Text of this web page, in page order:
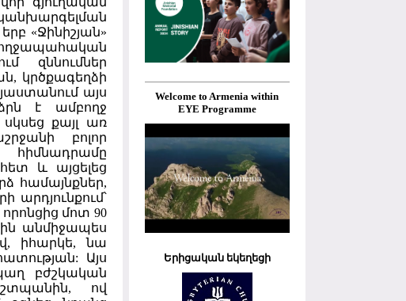
«Ջինիշյան»
զննումներ
կրծքագեղձի
այս
է ամբողջ
քայլ առ
բոլոր
և այցելեց
համայնքներ,
արդյունքում՝
մոտ 90
անմիջապես
իհարկե, նա
Այս
բժշկական
ով
Welcome to Armenia within
EYE Programme
Երիցական եկեղեցի